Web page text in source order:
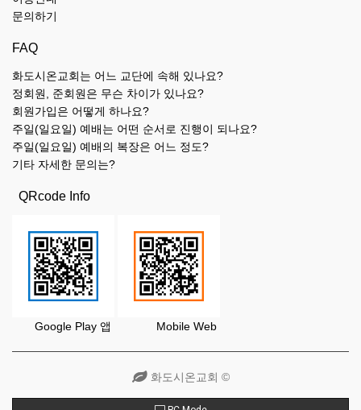
문의하기
FAQ
화도시온교회는 어느 교단에 속해 있나요?
정회원, 준회원은 무슨 차이가 있나요?
회원가입은 어떻게 하나요?
주일(일요일) 예배는 어떤 순서로 진행이 되나요?
주일(일요일) 예배의 복장은 어느 정도?
기타 자세한 문의는?
QRcode Info
Google Play 앱 Mobile Web
화도시온교회 ©